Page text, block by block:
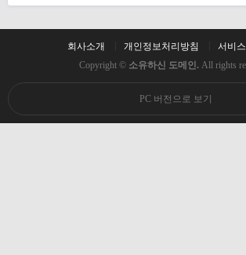
회사소개 개인정보처리방침
서비
Copyright © 소유하신 도메인. All rights
PC 버전으로 보기